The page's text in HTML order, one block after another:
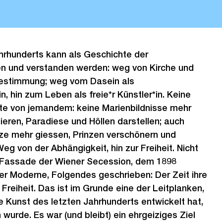
kann als Geschichte der
und verstanden werden: weg von Kirche und
weg vom Dasein als
hin zum Leben als freie*r Künstler*in. Keine
von jemandem: keine Marienbildnisse mehr
Paradiese und Höllen darstellen; auch
mehr giessen, Prinzen verschönern und
von der Abhängigkeit, hin zur Freiheit. Nicht
der Wiener Secession, dem 1898
Moderne, Folgendes geschrieben: Der Zeit ihre
Das ist im Grunde eine der Leitplanken,
Kunst des letzten Jahrhunderts entwickelt hat,
Es war (und bleibt) ein ehrgeiziges Ziel